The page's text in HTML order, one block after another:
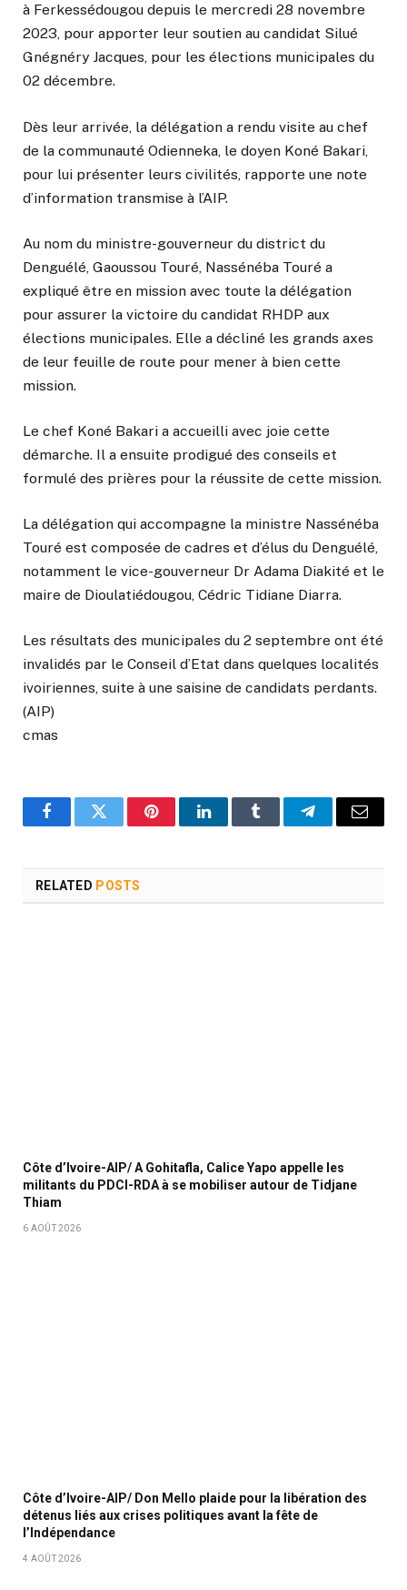
à Ferkessédougou depuis le mercredi 28 novembre
2023, pour apporter leur soutien au candidat Silué
Gnégnéry Jacques, pour les élections municipales du
02 décembre.
Dès leur arrivée, la délégation a rendu visite au chef
de la communauté Odienneka, le doyen Koné Bakari,
pour lui présenter leurs civilités, rapporte une note
d’information transmise à l’AIP.
Au nom du ministre-gouverneur du district du
Denguélé, Gaoussou Touré, Nassénéba Touré a
expliqué être en mission avec toute la délégation
pour assurer la victoire du candidat RHDP aux
élections municipales. Elle a décliné les grands axes
de leur feuille de route pour mener à bien cette
mission.
Le chef Koné Bakari a accueilli avec joie cette
démarche. Il a ensuite prodigué des conseils et
formulé des prières pour la réussite de cette mission.
La délégation qui accompagne la ministre Nassénéba
Touré est composée de cadres et d’élus du Denguélé,
notamment le vice-gouverneur Dr Adama Diakité et le
maire de Dioulatiédougou, Cédric Tidiane Diarra.
Les résultats des municipales du 2 septembre ont été
invalidés par le Conseil d’Etat dans quelques localités
ivoiriennes, suite à une saisine de candidats perdants.
(AIP)
cmas
FacebookTwitter PinterestLinkedInTumblr TelegramEmail
RELATED POSTS
Côte d’Ivoire-AIP/ A Gohitafla, Calice Yapo appelle les
militants du PDCI-RDA à se mobiliser autour de Tidjane
Thiam
6 AOÛT 2026
Côte d’Ivoire-AIP/ Don Mello plaide pour la libération des
détenus liés aux crises politiques avant la fête de
l’Indépendance
4 AOÛT 2026